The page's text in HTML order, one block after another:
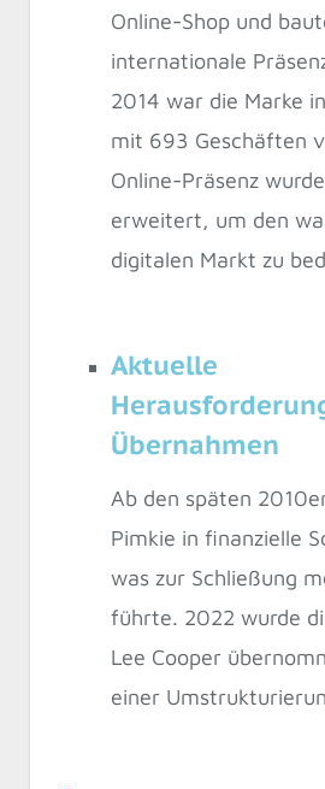
Online-Shop und
internationale
2014 war die Marke
mit 693 Geschäften
Online-Präsenz
erweitert, um den
digitalen Markt zu
Aktuelle
Übernahmen
Ab den späten
Pimkie in finanzielle
was zur Schließung
führte. 2022 wurde
Lee Cooper
einer